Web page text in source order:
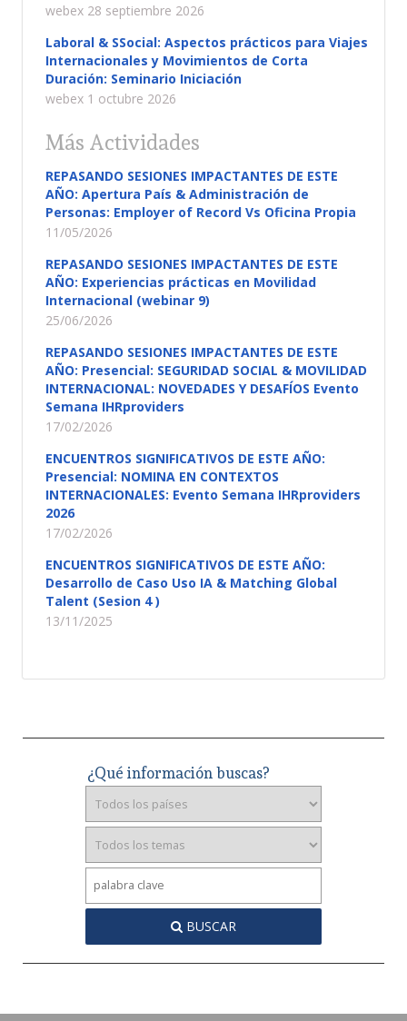
webex 28 septiembre 2026
Laboral & SSocial: Aspectos prácticos para Viajes
Internacionales y Movimientos de Corta
Duración: Seminario Iniciación
webex 1 octubre 2026
Más Actividades
REPASANDO SESIONES IMPACTANTES DE ESTE
AÑO: Apertura País & Administración de
Personas: Employer of Record Vs Oficina Propia
11/05/2026
REPASANDO SESIONES IMPACTANTES DE ESTE
AÑO: Experiencias prácticas en Movilidad
Internacional (webinar 9)
25/06/2026
REPASANDO SESIONES IMPACTANTES DE ESTE
AÑO: Presencial: SEGURIDAD SOCIAL & MOVILIDAD
INTERNACIONAL: NOVEDADES Y DESAFÍOS Evento
Semana IHRproviders
17/02/2026
ENCUENTROS SIGNIFICATIVOS DE ESTE AÑO:
Presencial: NOMINA EN CONTEXTOS
INTERNACIONALES: Evento Semana IHRproviders
2026
17/02/2026
ENCUENTROS SIGNIFICATIVOS DE ESTE AÑO:
Desarrollo de Caso Uso IA & Matching Global
Talent (Sesion 4 )
13/11/2025
¿Qué información buscas?
BUSCAR